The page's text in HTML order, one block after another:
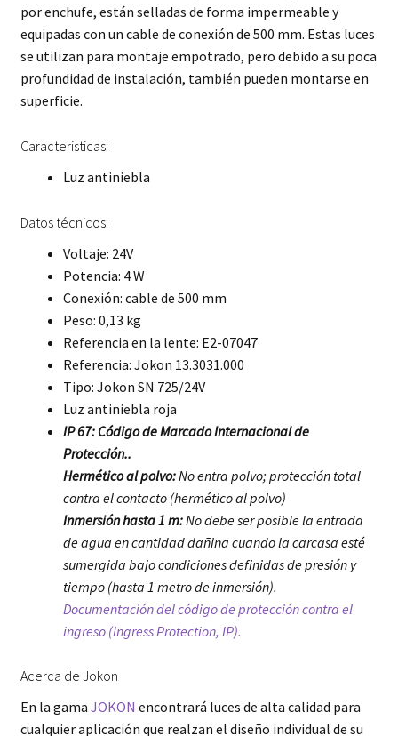
por enchufe, están selladas de forma impermeable y
equipadas con un cable de conexión de 500 mm. Estas luces
se utilizan para montaje empotrado, pero debido a su poca
profundidad de instalación, también pueden montarse en
superficie.
Caracteristicas:
Luz antiniebla
Datos técnicos:
Voltaje: 24V
Potencia: 4 W
Conexión: cable de 500 mm
Peso: 0,13 kg
Referencia en la lente: E2-07047
Referencia: Jokon 13.3031.000
Tipo: Jokon SN 725/24V
Luz antiniebla roja
IP 67: Código de Marcado Internacional de
Protección..
Hermético al polvo:No entra polvo; protección total
contra el contacto (hermético al polvo)
Inmersión hasta 1 m:No debe ser posible la entrada
de agua en cantidad dañina cuando la carcasa esté
sumergida bajo condiciones definidas de presión y
tiempo (hasta 1 metro de inmersión).
Documentación del código de protección contra el
ingreso (Ingress Protection, IP).
Acerca de Jokon
En la gama JOKON encontrará luces de alta calidad para
cualquier aplicación que realzan el diseño individual de su